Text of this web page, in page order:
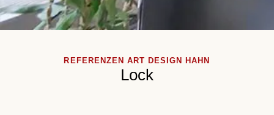
REFERENZEN ART DESIGN HAHN
Lock